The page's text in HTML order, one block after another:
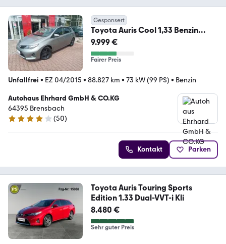
Gesponsert
Toyota Auris Cool 1,33 Benzin
Schalter Allwetterreifen
9.999 €
Fairer Preis
Unfallfrei • EZ 04/2015 • 88.827 km • 73 kW (99 PS) • Benzin
Autohaus Ehrhard GmbH & CO.KG
64395 Brensbach
3.8 Sterne
(50)
Kontakt Parken
Toyota Auris Touring Sports
Edition 1.33 Dual-VVT-i Kli
8.480 €
Sehr guter Preis